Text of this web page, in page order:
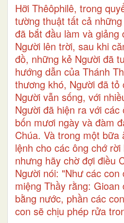
Hỡi Thêôphilê, trong
tường thuật tất cả
đã bắt đầu làm và giảng
Người lên trời, sau khi
đồ, những kẻ Người đã
hướng dẫn của Thánh
thương khó, Người đã tỏ
Người vẫn sống, với
Người đã hiện ra với các
bốn mươi ngày và đàm
Chúa. Và trong một bữa
lệnh cho các ông chớ
nhưng hãy chờ đợi điều
Người nói: "Như các con
miệng Thầy rằng:
bằng nước, phần các
con sẽ chịu phép rửa